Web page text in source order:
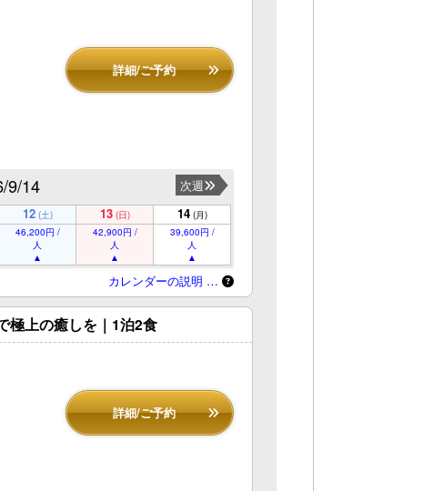
詳細/ご予約
9/14
次週
12 (土) 13 (日) 14 (月)
46,200円 /
人
42,900円 /
人
39,600円 /
人
カレンダーの説明 …
極上の癒しを｜1泊2食
詳細/ご予約